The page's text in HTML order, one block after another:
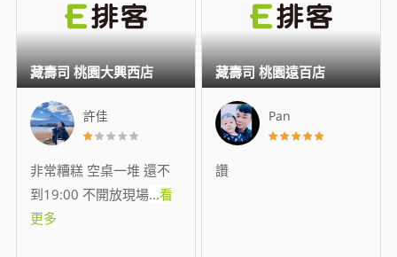
許佳
非常糟糕 空桌一堆 還不
到19:00 不開放現場...看
更多
藏壽司 桃園大興西店
Pan
讚
藏壽司 桃園遠百店